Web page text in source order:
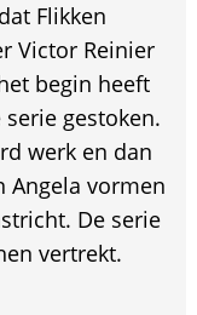
Flikken
Victor Reinier
begin heeft
gestoken.
werk en dan
Angela vormen
De serie
vertrekt.